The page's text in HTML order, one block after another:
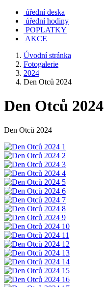
úřední deska
úřední hodiny
POPLATKY
AKCE
Úvodní stránka
Fotogalerie
2024
Den Otců 2024
Den Otců 2024
Den Otců 2024